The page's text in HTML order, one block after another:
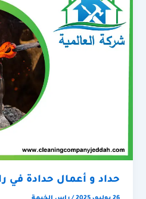
حداد و أعمال حدادة في